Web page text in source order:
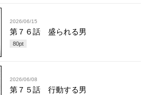
2026/06/15
第７６話 盛られる男
80pt
2026/06/08
第７５話 行動する男